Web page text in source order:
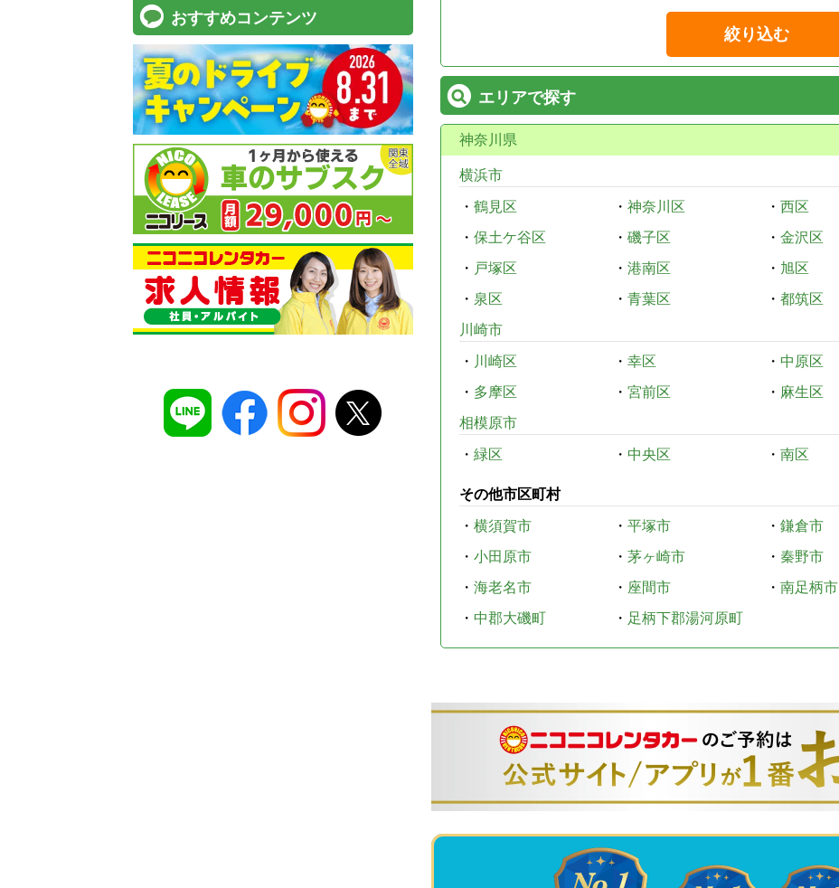
絞り込む
エリアで探す
神奈川県
横浜市
・ 鶴見区 ・ 神奈川区 ・ 西区
・ 保土ケ谷区 ・ 磯子区 ・ 金沢区
・ 戸塚区 ・ 港南区 ・ 旭区
・ 泉区 ・ 青葉区 ・ 都筑区
川崎市
・ 川崎区 ・ 幸区 ・ 中原区
・ 多摩区 ・ 宮前区 ・ 麻生区
相模原市
・ 緑区 ・ 中央区 ・ 南区
その他市区町村
・ 横須賀市 ・ 平塚市 ・ 鎌倉市
・ 小田原市 ・ 茅ヶ崎市 ・ 秦野市
・ 海老名市 ・ 座間市 ・ 南足柄市
・ 中郡大磯町 ・ 足柄下郡湯河原町
おすすめコンテンツ